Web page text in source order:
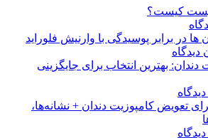
کیست؟
در برابر پوسیدگی با وارنیش فلوراید
دیدگاه
بهترین انتخاب برای جایگزینی
تعویض کامپوزیت دندان + نشانه‌ها،